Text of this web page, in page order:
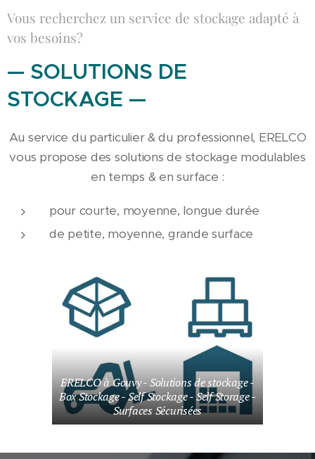
Vous recherchez un service de stockage adapté à
vos besoins?
— SOLUTIONS DE
STOCKAGE —
Au service du particulier & du professionnel, ERELCO
vous propose des solutions de stockage modulables
en temps & en surface :
pour courte, moyenne, longue durée
de petite, moyenne, grande surface
ERELCO à Gouvy - Solutions de stockage -
Box Stockage - Self Stockage - Self Storage -
Surfaces Sécurisées